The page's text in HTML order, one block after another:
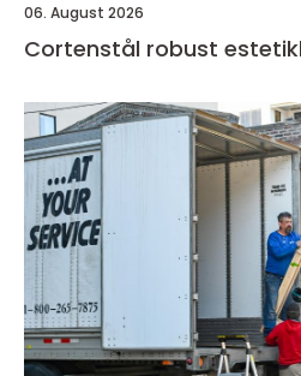
06. August 2026
Cortenstål robust